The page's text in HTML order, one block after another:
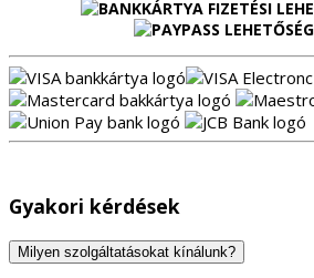
Gyakori kérdések
Milyen szolgáltatásokat kínálunk?